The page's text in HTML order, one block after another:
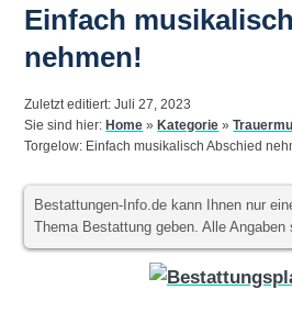
Einfach
nehmen!
Zuletzt editiert: Juli 27, 2023
Sie sind hier:Home »Kategorie »
Torgelow: Einfach musikalisch Abschied
Bestattungen-Info.de kann Ihnen nur
Thema Bestattung geben. Alle Angaben